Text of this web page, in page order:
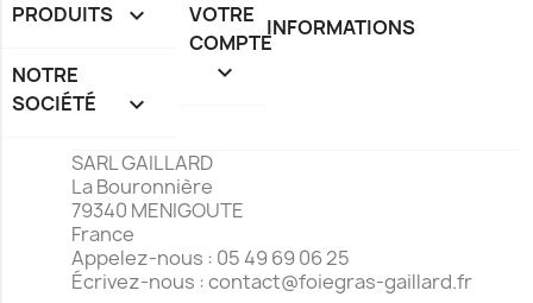
PRODUITS 
NOTRE
SOCIÉTÉ

VOTRE
COMPTE

INFORMATIONS
SARL GAILLARD
La Bouronnière
79340 MENIGOUTE
France
Appelez-nous : 05 49 69 06 25
Écrivez-nous :contact@foiegras-gaillard.fr